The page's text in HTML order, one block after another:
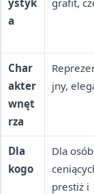
ystyk
a
grafit,
Char
akter
wnęt
rza
jny,
Dla
kogo
Dla osób
prestiż i